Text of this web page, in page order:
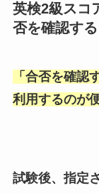
英検2級スコ
否を確認する
「 合否を確認
利用するのが
試験後、指定